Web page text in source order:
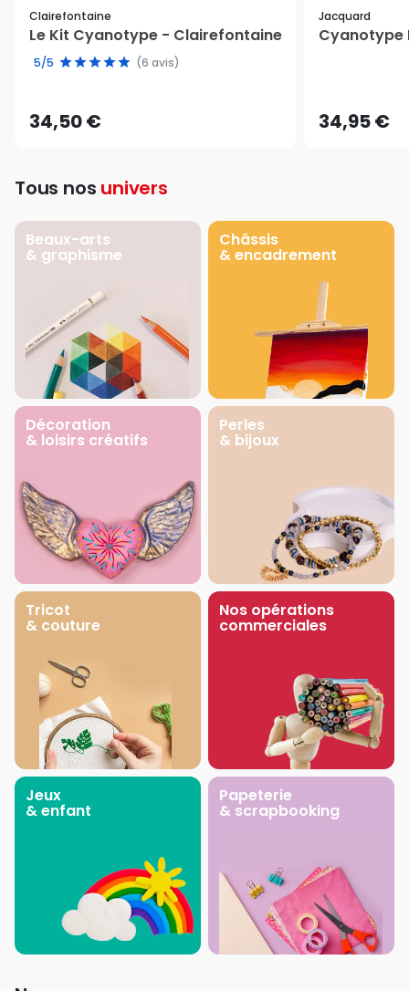
Clairefontaine
Le Kit Cyanotype - Clairefontaine
5/5 (6 avis)
34,50 €
Jacquard
Cyanotype
34,95 €
Tous nos univers
Beaux-arts
& graphisme
Châssis
& encadrement
Décoration
& loisirs créatifs
Perles
& bijoux
Tricot
& couture
Nos opérations
commerciales
Jeux
& enfant
Papeterie
& scrapbooking